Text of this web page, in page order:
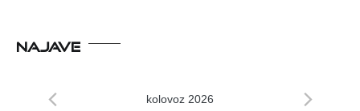
NAJAVE
kolovoz 2026